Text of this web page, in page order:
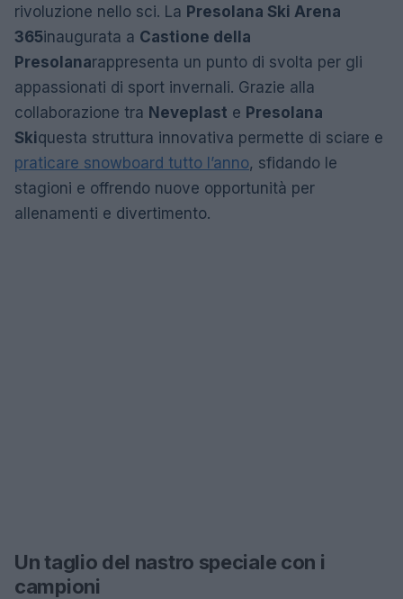
rivoluzione nello sci. La Presolana Ski Arena
365inaugurata a Castione della
Presolanarappresenta un punto di svolta per gli
appassionati di sport invernali. Grazie alla
collaborazione tra Neveplast e Presolana
Skiquesta struttura innovativa permette di sciare e
praticare snowboard tutto l’anno, sfidando le
stagioni e offrendo nuove opportunità per
allenamenti e divertimento.
Un taglio del nastro speciale con i
campioni